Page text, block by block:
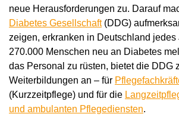
neue Herausforderungen zu. Darauf
Diabetes Gesellschaft(DDG)
zeigen, erkranken in Deutschland jedes
270.000 Menschen neu an Diabetes
das Personal zu rüsten, bietet die DDG
Weiterbildungen an – für
(Kurzzeitpflege) und für die
und ambulanten Pflegediensten.